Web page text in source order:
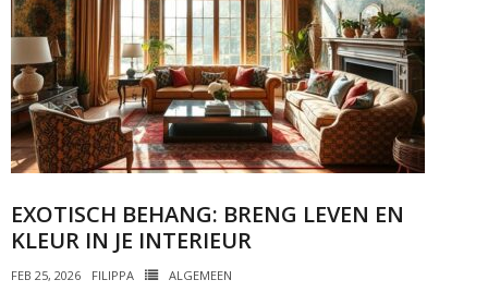
EXOTISCH BEHANG: BRENG LEVEN EN
KLEUR IN JE INTERIEUR
FEB 25, 2026 FILIPPA ALGEMEEN